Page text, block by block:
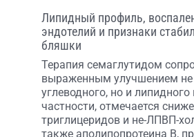
Липидный профиль,
эндотелий и признаки
бляшки
Терапия семаглутидом
выраженным улучшением не
углеводного, но и
частности, отмечается
триглицеридов и не-ЛПВП-
также аполипопротеина B,